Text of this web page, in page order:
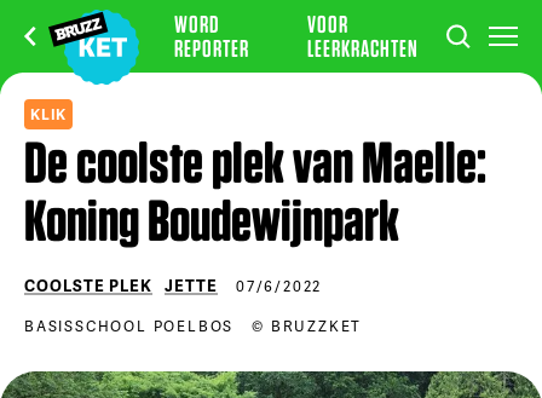
WORD
REPORTER
VOOR
LEERKRACHTEN
KLIK
De coolste plek van Maelle:
Koning Boudewijnpark
COOLSTE PLEK JETTE
07/6/2022
BASISSCHOOL POELBOS
© BRUZZKET